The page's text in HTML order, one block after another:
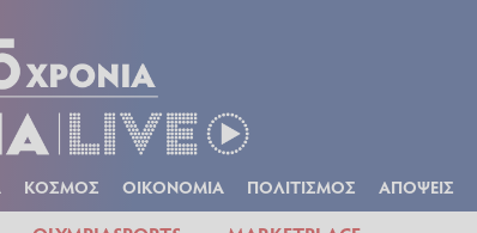
ΚΟΣΜΟΣ ΟΙΚΟΝΟΜΙΑ ΠΟΛΙΤΙΣΜΟΣ ΑΠΟΨΕΙΣ